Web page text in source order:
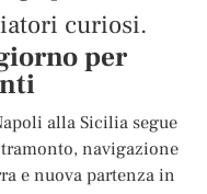
curiosi.
per
alla Sicilia segue
navigazione
e nuova partenza in